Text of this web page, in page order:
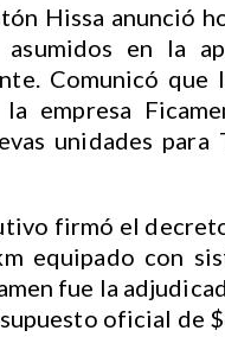
Hissa anunció
asumidos en la
Comunicó
empresa
unidades para
firmó el
equipado con
fue la
oficial de